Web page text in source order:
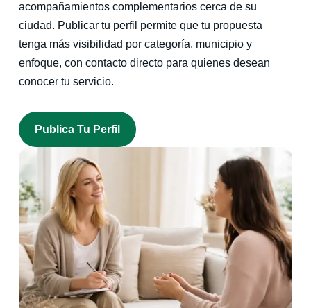
acompañamientos complementarios cerca de su
ciudad. Publicar tu perfil permite que tu propuesta
tenga más visibilidad por categoría, municipio y
enfoque, con contacto directo para quienes desean
conocer tu servicio.
Publica Tu Perfil